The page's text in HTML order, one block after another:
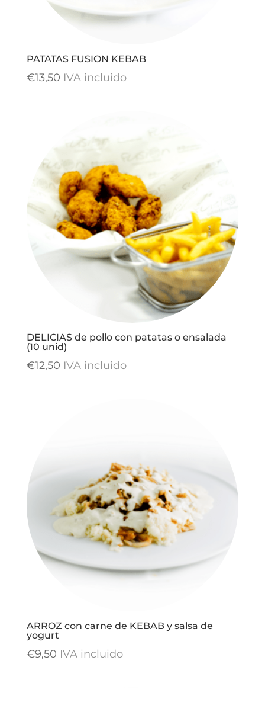
PATATAS FUSION KEBAB
€13,50 IVA incluido
DELICIAS de pollo con patatas o ensalada
(10 unid)
€12,50 IVA incluido
ARROZ con carne de KEBAB y salsa de
yogurt
€9,50 IVA incluido